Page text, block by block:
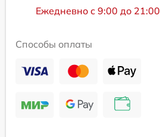
Ежедневно с 9:00 до 21:00
Способы оплаты